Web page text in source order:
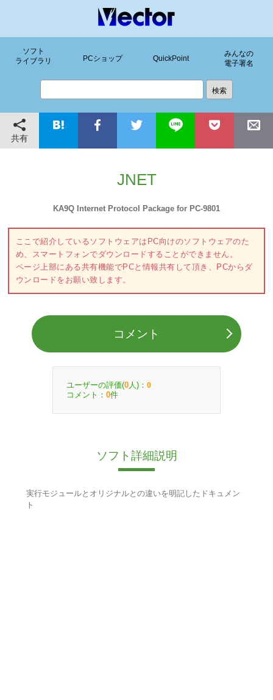
ソフト
ライブラリ
PCショップ QuickPoint
みんなの
電子署名
共有
JNET
KA9Q Internet Protocol Package for PC-9801
ここで紹介しているソフトウェアはPC向けのソフトウェアのた
め、スマートフォンでダウンロードすることができません。
ページ上部にある共有機能でPCと情報共有して頂き、PCからダ
ウンロードをお願い致します。
コメント
ユーザーの評価(0 人)： 0
コメント： 0件
ソフト詳細説明
実行モジュールとオリジナルとの違いを明記したドキュメン
ト